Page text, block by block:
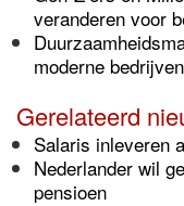
veranderen voor
moderne bedrijven
Gerelateerd
Salaris inleveren
Nederlander wil
pensioen